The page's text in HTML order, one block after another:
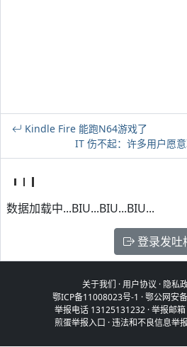
Kindle Fire 能跑N64游戏了
IT 伤不起：许多用户愿
数据加载中...BIU...BIU...BIU...
登录发吐
关于我们 ·用户协议 · 隐私
鄂ICP备11008023号-1 ·鄂公网安
举报电话 13125131232 · 举报邮
煎蛋举报入口 ·违法和不良信息举